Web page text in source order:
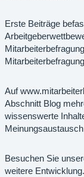
Erste Beiträge
Auf
Abschnitt Blog
wissenswerte
Besuchen Sie
weitere